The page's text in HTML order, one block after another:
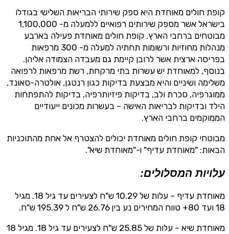
קופת חולים מאוחדת היא ספק שירותי הבריאות השלישי בגודלו
בישראל אשר מספק שירותים רפואיים ללמעלה מ- 1,100,000
מבוטחים ברחבי הארץ. קופת חולים מאוחדת פעילה בארבע
מנהלות מחוזיות ורשומות תחתיה למעלה מ- 300 מרפאות
בפריסה ארצית אשר לרובן קיימת גם מעבדה הצמודה אליהן.
בנוסף, למאוחדת יש עשרות בתי מרקחת, רשת מרפאות לרפואה
משלימה ושיניים והיא מבצעת בדיקות כגון רנטגן, אולטרה-סאונד,
ממוגרפיה, סכרת ולב, בדיקות פיזיותרפיה, בדיקות להתפתחות
הילד ובדיקות לבריאות האישה – בעשרות מכונים ייעודיים
הממוקמים ברחבי הארץ.
מבוטחי קופת חולים מאוחדת יכולים להצטרף אל אחת מהתוכניות
הבאות: "מאוחדת עדיף" ו-"מאוחדת שיא".
עלויות המסלולים:
מאוחדת עדיף – עלות של 10.29 ש"ח לצעירים עד גיל 18. מגיל
18 ועד 80+ טווח המחירים נע בין 26.76 ש"ח ל 195.39 ש"ח.
מאוחדת שיא – עלות של 25.85 ש"ח לצעירים עד גיל 18. מגיל 18